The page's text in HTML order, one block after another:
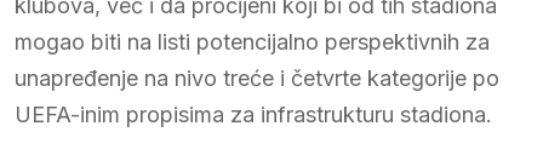
klubova, već i da procijeni koji bi od tih stadiona
mogao biti na listi potencijalno perspektivnih za
unapređenje na nivo treće i četvrte kategorije po
UEFA-inim propisima za infrastrukturu stadiona.